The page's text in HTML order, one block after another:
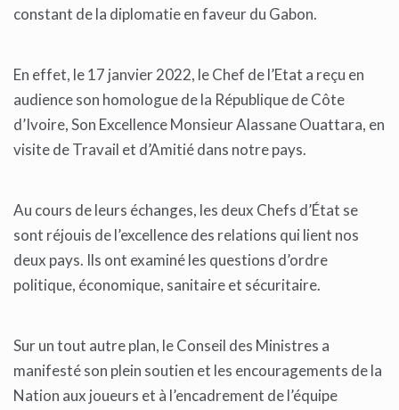
constant de la diplomatie en faveur du Gabon.
En effet, le 17 janvier 2022, le Chef de l’Etat a reçu en
audience son homologue de la République de Côte
d’Ivoire, Son Excellence Monsieur Alassane Ouattara, en
visite de Travail et d’Amitié dans notre pays.
Au cours de leurs échanges, les deux Chefs d’État se
sont réjouis de l’excellence des relations qui lient nos
deux pays. Ils ont examiné les questions d’ordre
politique, économique, sanitaire et sécuritaire.
Sur un tout autre plan, le Conseil des Ministres a
manifesté son plein soutien et les encouragements de la
Nation aux joueurs et à l’encadrement de l’équipe